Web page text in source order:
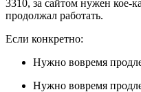
3310, за сайтом нужен кое-
продолжал работать.
Если конкретно:
Нужно вовремя
Нужно вовремя